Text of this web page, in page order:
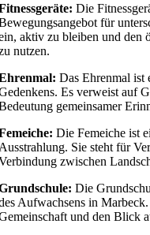
Die
für
aktiv zu bleiben und den
nutzen.
Das Ehrenmal ist
Es verweist auf
gemeinsamer
Die Femeiche ist
Sie steht für
zwischen
Die
Aufwachsens in
und den Blick